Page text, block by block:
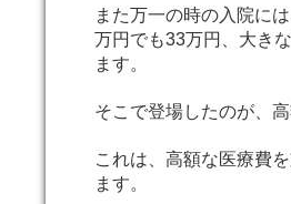
また万一の時の入院に
万円でも33万円、大き
ます。
そこで登場したのが、
これは、高額な医療費
ます。